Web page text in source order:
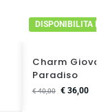
DISPONIBILITA
Charm
Paradiso
€40,00 €36,00